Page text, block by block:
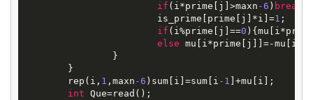
if (i*prime[j]>maxn -6 ) break
			is_prime[prime[j]*i]=
1 ;
if (i%prime[j]==0
else mu[i*prime[j]]=-mu[i];
	rep(i,
1 ,maxn -6 )sum[i]=sum[i -1 ]+mu[i];
int Que=read();